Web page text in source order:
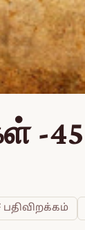
-45
பதிவிறக்கம்